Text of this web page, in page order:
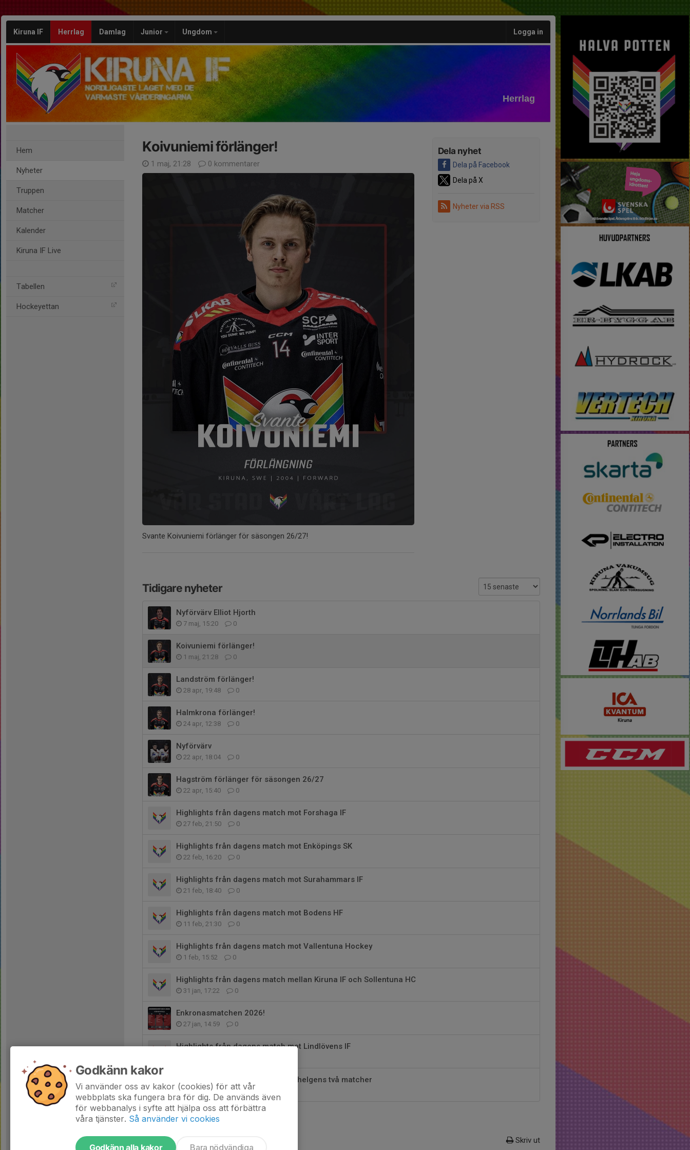
Kiruna IF Herrlag Damlag Junior Ungdom Logga in
Herrlag
Hem
Nyheter
Truppen
Matcher
Kalender
Kiruna IF Live
Tabellen
Hockeyettan
Dela nyhet
Dela på Facebook
Dela på X
Nyheter via RSS
Koivuniemi förlänger!
1 maj, 21:28 0 kommentarer
Svante Koivuniemi förlänger för säsongen 26/27!
Tidigare nyheter
Nyförvärv Elliot Hjorth
7 maj, 15:20 0
Koivuniemi förlänger!
1 maj, 21:28 0
Landström förlänger!
28 apr, 19:48 0
Halmkrona förlänger!
24 apr, 12:38 0
Nyförvärv
22 apr, 18:04 0
Hagström förlänger för säsongen 26/27
22 apr, 15:40 0
Highlights från dagens match mot Forshaga IF
27 feb, 21:50 0
Highlights från dagens match mot Enköpings SK
22 feb, 16:20 0
Highlights från dagens match mot Surahammars IF
21 feb, 18:40 0
Highlights från dagens match mot Bodens HF
11 feb, 21:30 0
Highlights från dagens match mot Vallentuna Hockey
1 feb, 15:52 0
Highlights från dagens match mellan Kiruna IF och Sollentuna HC
31 jan, 17:22 0
Enkronasmatchen 2026!
27 jan, 14:59 0
Highlights från dagens match mot Lindlövens IF
Intervju med Nico Surenkin efter helgens två matcher
4 jan, 16:56 0
Skriv ut
Godkänn kakor
Vi använder oss av kakor (cookies) för att vår
webbplats ska fungera bra för dig. De används även
för webbanalys i syfte att hjälpa oss att förbättra
våra tjänster. Så använder vi cookies
Godkänn alla kakor Bara nödvändiga